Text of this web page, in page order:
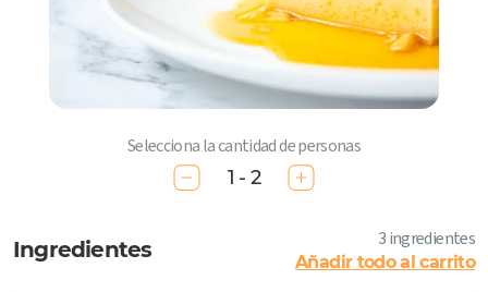
Selecciona la cantidad de personas
1 - 2
Ingredientes 3 ingredientes
Añadir todo al carrito